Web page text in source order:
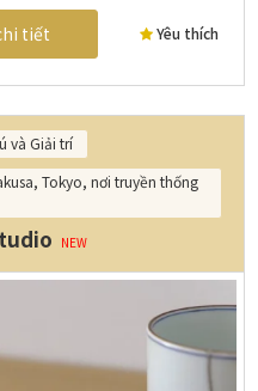
Yêu thích
tiết
và Giải trí
Tokyo, nơi truyền thống
NEW